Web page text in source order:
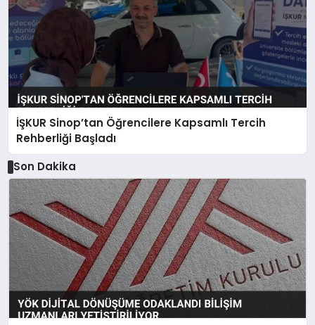
İŞKUR Sinop’tan Öğrencilere Kapsamlı Tercih
Rehberliği Başladı
Son Dakika